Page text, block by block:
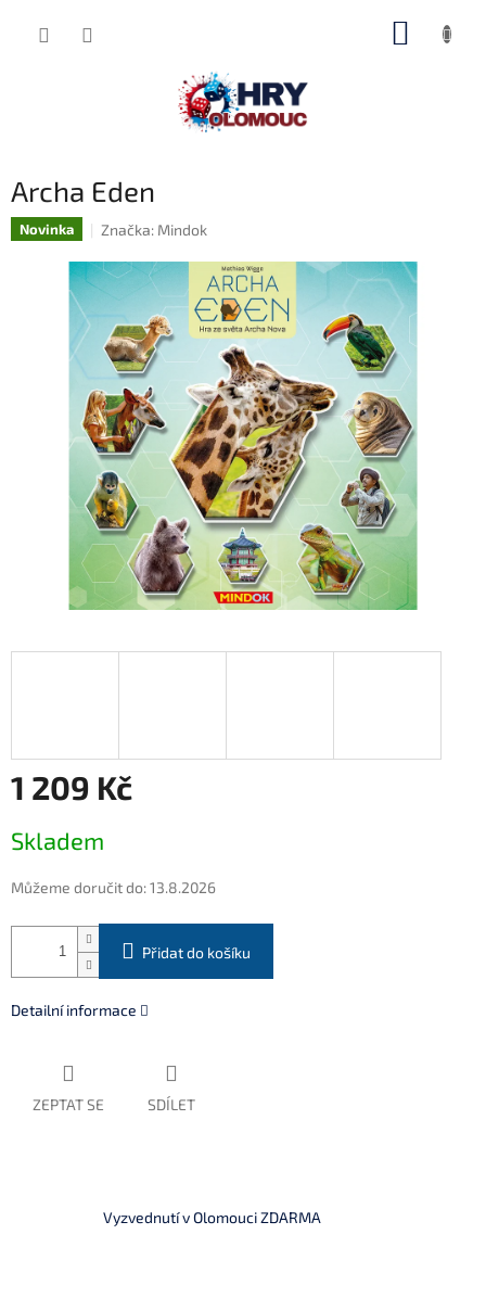
Archa Eden
Novinka Značka: Mindok
1 209 Kč
cena:
Skladem
Můžeme doručit do:13.8.2026
Přidat do košíku
Detailní informace
ZEPTAT SE SDÍLET
Vyzvednutí v Olomouci ZDARMA